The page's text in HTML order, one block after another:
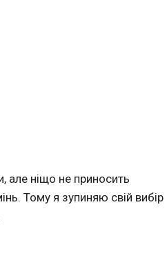
але ніщо не приносить
Тому я зупиняю свій вибір